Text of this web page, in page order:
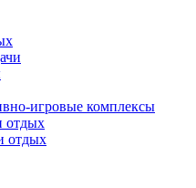
игровые комплексы
отдых
отдых